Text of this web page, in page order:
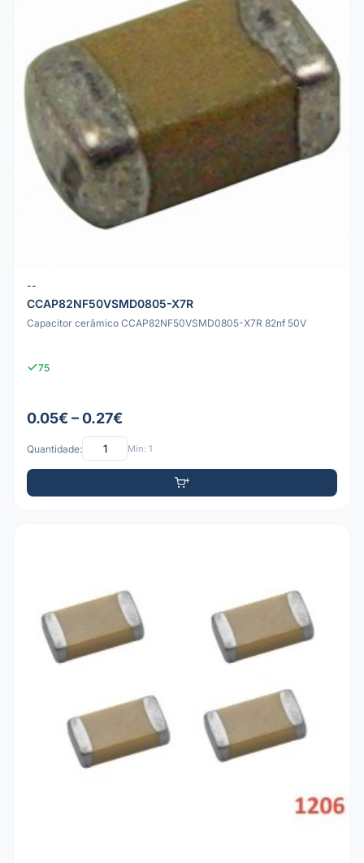
--
CCAP82NF50VSMD0805-X7R
Capacitor cerâmico CCAP82NF50VSMD0805-X7R 82nf 50V
75
0.05€ – 0.27€
Quantidade: Mín: 1